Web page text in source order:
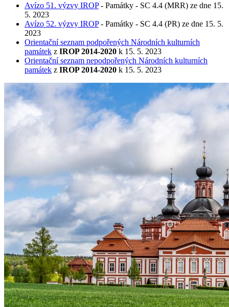
Avízo 51. výzvy IROP- Památky - SC 4.4 (MRR) ze dne 15.
5. 2023
Avízo 52. výzvy IROP- Památky - SC 4.4 (PR) ze dne 15. 5.
2023
Orientační seznam podpořených Národních kulturních
památek z IROP 2014-2020 k 15. 5. 2023
Orientační seznam nepodpořených Národních kulturních
památek z IROP 2014-2020 k 15. 5. 2023